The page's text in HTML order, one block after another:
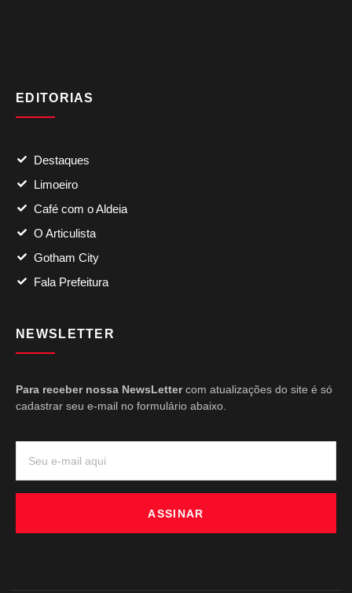
EDITORIAS
Destaques
Limoeiro
Café com o Aldeia
O Articulista
Gotham City
Fala Prefeitura
NEWSLETTER
Para receber nossa NewsLettercom atualizações do site é só
cadastrar seu e-mail no formulário abaixo.
ASSINAR